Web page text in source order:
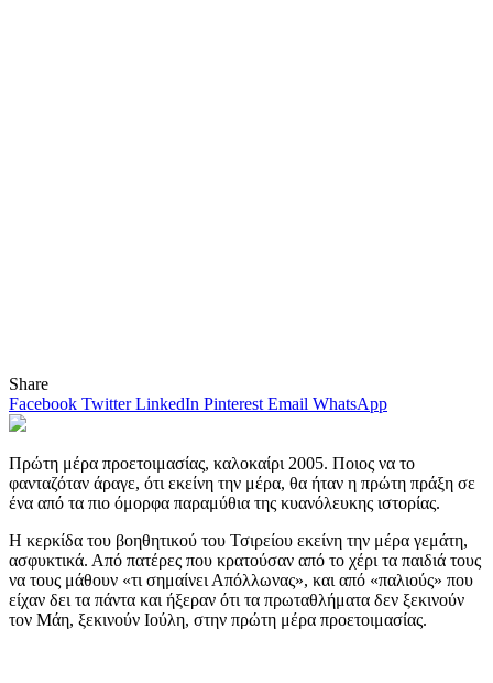
Share
Facebook Twitter LinkedIn Pinterest Email WhatsApp
Πρώτη μέρα προετοιμασίας, καλοκαίρι 2005. Ποιος να το
φανταζόταν άραγε, ότι εκείνη την μέρα, θα ήταν η πρώτη πράξη σε
ένα από τα πιο όμορφα παραμύθια της κυανόλευκης ιστορίας.
Η κερκίδα του βοηθητικού του Τσιρείου εκείνη την μέρα γεμάτη,
ασφυκτικά. Από πατέρες που κρατούσαν από το χέρι τα παιδιά τους
να τους μάθουν «τι σημαίνει Απόλλωνας», και από «παλιούς» που
είχαν δει τα πάντα και ήξεραν ότι τα πρωταθλήματα δεν ξεκινούν
τον Μάη, ξεκινούν Ιούλη, στην πρώτη μέρα προετοιμασίας.